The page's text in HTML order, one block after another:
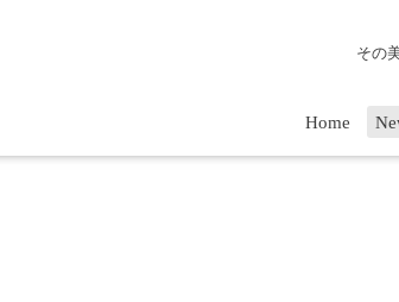
その
Home